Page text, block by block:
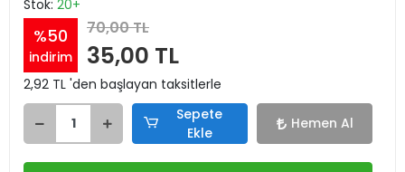
Stok: 20+
%50
indirim
70,00 TL
35,00 TL
2,92 TL 'den başlayan taksitlerle
Sepete
Ekle
Hemen Al